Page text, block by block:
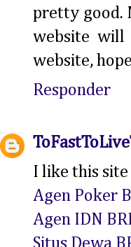
pretty good.
website
website,
Responder
I like this
Agen Poker
Agen IDN